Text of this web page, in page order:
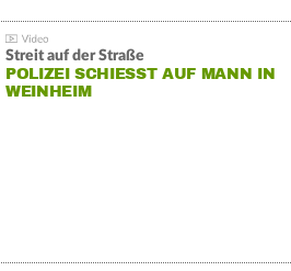
Streit auf der Straße
POLIZEI SCHIESST AUF MANN IN W
EINHEIM